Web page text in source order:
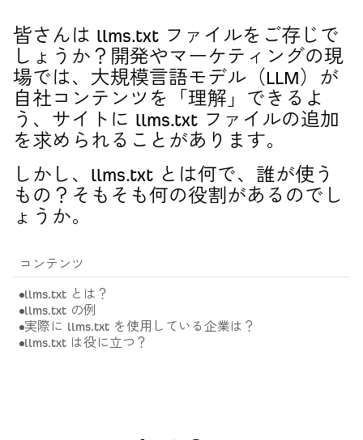
皆さんは llms.txt ファイルをご存じで
しょうか？開発やマーケティングの現
場では、大規模言語モデル（LLM）が
自社コンテンツを「理解」できるよ
う、サイトに llms.txt ファイルの追加
を求められることがあります。
しかし、llms.txt とは何で、誰が使う
もの？そもそも何の役割があるのでし
ょうか。
コンテンツ
llms.txt とは？
llms.txt の例
実際に llms.txt を使用している企業は？
llms.txt は役に立つ？